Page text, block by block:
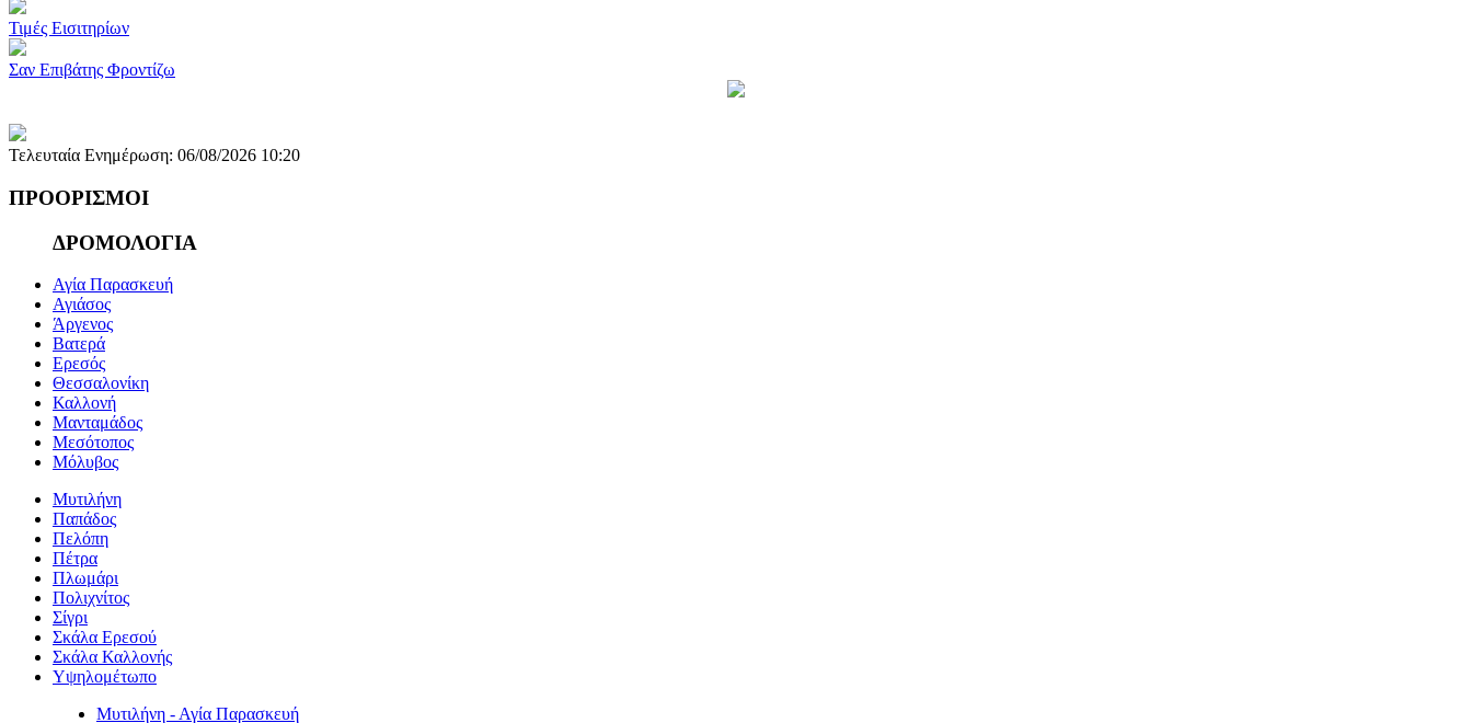
Τιμές Εισιτηρίων
Σαν Επιβάτης Φροντίζω
Τελευταία Ενημέρωση: 06/08/2026 10:20
ΠΡΟΟΡΙΣΜΟΙ
ΔΡΟΜΟΛΟΓΙΑ
Αγία Παρασκευή
Αγιάσος
Άργενος
Βατερά
Ερεσός
Θεσσαλονίκη
Καλλονή
Μανταμάδος
Μεσότοπος
Μόλυβος
Μυτιλήνη
Παπάδος
Πελόπη
Πέτρα
Πλωμάρι
Πολιχνίτος
Σίγρι
Σκάλα Ερεσού
Σκάλα Καλλονής
Υψηλομέτωπο
Μυτιλήνη - Αγία Παρασκευή